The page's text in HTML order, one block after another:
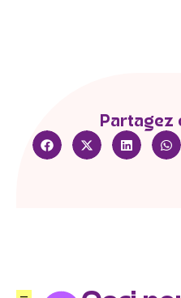
Partagez